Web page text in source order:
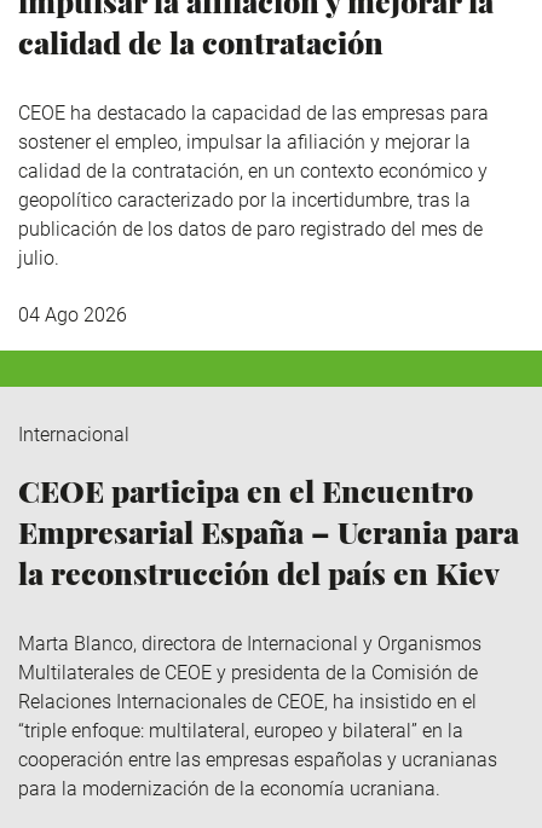
calidad de la contratación
CEOE ha destacado la capacidad de las empresas para
sostener el empleo, impulsar la afiliación y mejorar la
calidad de la contratación, en un contexto económico y
geopolítico caracterizado por la incertidumbre, tras la
publicación de los datos de paro registrado del mes de
julio.
04 Ago 2026
Internacional
CEOE participa en el Encuentro
Empresarial España – Ucrania para
la reconstrucción del país en Kiev
Marta Blanco, directora de Internacional y Organismos
Multilaterales de CEOE y presidenta de la Comisión de
Relaciones Internacionales de CEOE, ha insistido en el
“triple enfoque: multilateral, europeo y bilateral” en la
cooperación entre las empresas españolas y ucranianas
para la modernización de la economía ucraniana.